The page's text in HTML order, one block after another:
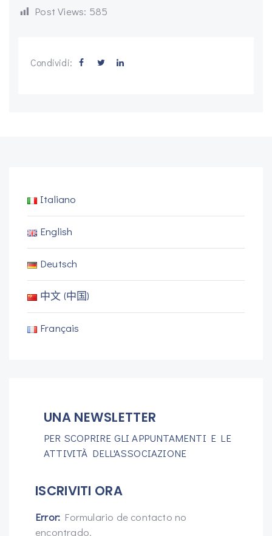
Post Views: 585
Condividi:
Italiano
English
Deutsch
中文 (中国)
Français
UNA NEWSLETTER
PER SCOPRIRE GLI APPUNTAMENTI E LE
ATTIVITÀ DELL'ASSOCIAZIONE
ISCRIVITI ORA
Error: Formulario de contacto no
encontrado.